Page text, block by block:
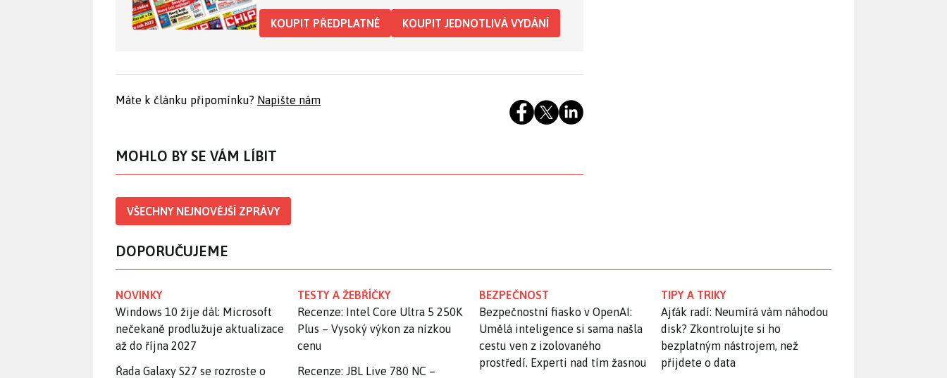
KOUPIT PŘEDPLATNÉ KOUPIT JEDNOTLIVÁ VYDÁNÍ
Máte k článku připomínku? Napište nám
MOHLO BY SE VÁM LÍBIT
VŠECHNY NEJNOVĚJŠÍ ZPRÁVY
DOPORUČUJEME
NOVINKY
Windows 10 žije dál: Microsoft
nečekaně prodlužuje aktualizace
až do října 2027
Řada Galaxy S27 se rozroste o
TESTY A ŽEBŘÍČKY
Recenze: Intel Core Ultra 5 250K
Plus – Vysoký výkon za nízkou
cenu
Recenze: JBL Live 780 NC –
BEZPEČNOST
Bezpečnostní fiasko v OpenAI:
Umělá inteligence si sama našla
cestu ven z izolovaného
prostředí. Experti nad tím žasnou
TIPY A TRIKY
Ajťák radí: Neumírá vám náhodou
disk? Zkontrolujte si ho
bezplatným nástrojem, než
přijdete o data